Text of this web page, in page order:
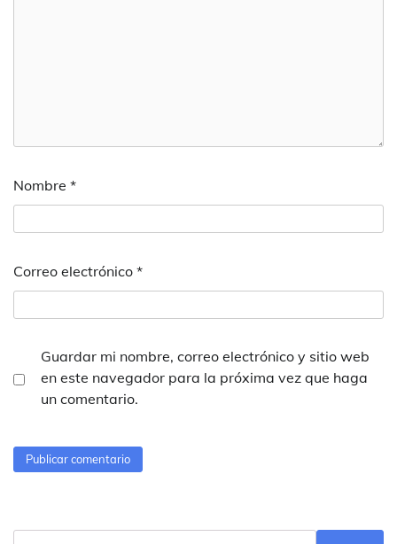
Nombre *
Correo electrónico *
Guardar mi nombre, correo electrónico y sitio web
en este navegador para la próxima vez que haga
un comentario.